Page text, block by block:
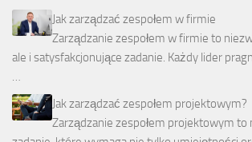
Jak zarządzać zespołem w firmie
Zarządzanie zespołem w firmie to
ale i satysfakcjonujące zadanie. Każdy lider
…
Jak zarządzać zespołem projektowym?
Zarządzanie zespołem projektowym to